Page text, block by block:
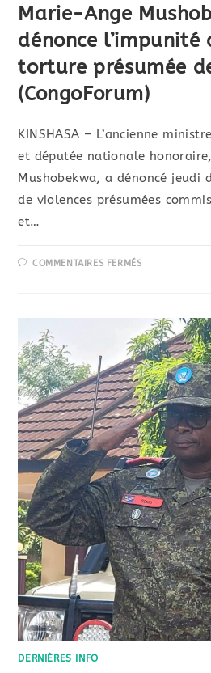
Marie-Ange
dénonce l’impunité
torture présumée
(CongoForum)
KINSHASA – L’ancienne
et députée nationale
Mushobekwa, a dénoncé jeudi
de violences présumées
et…
COMMENTAIRES FERMÉS
DERNIÈRES INFO